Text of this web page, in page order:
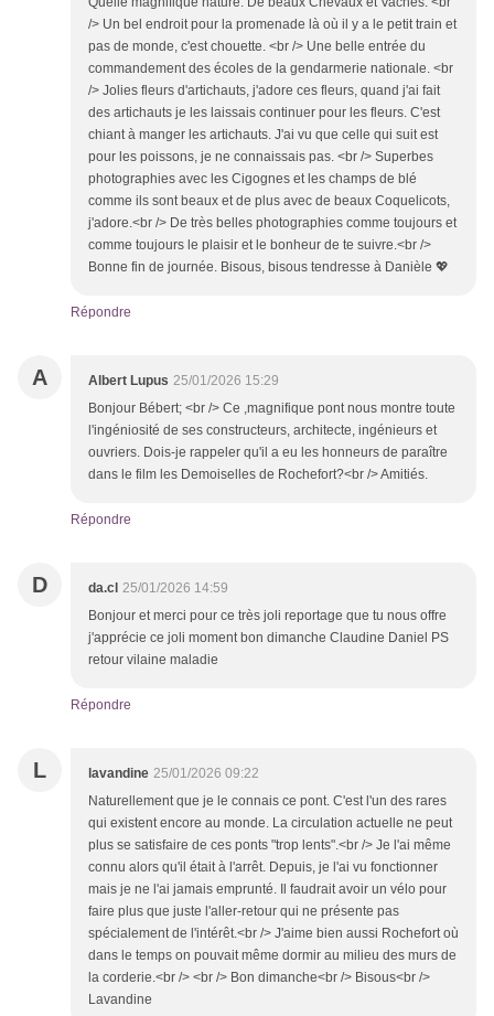
/> Un bel endroit pour la promenade là où il y a le petit train et
pas de monde, c'est chouette. <br /> Une belle entrée du
commandement des écoles de la gendarmerie nationale. <br
/> Jolies fleurs d'artichauts, j'adore ces fleurs, quand j'ai fait
des artichauts je les laissais continuer pour les fleurs. C'est
chiant à manger les artichauts. J'ai vu que celle qui suit est
pour les poissons, je ne connaissais pas. <br /> Superbes
photographies avec les Cigognes et les champs de blé
comme ils sont beaux et de plus avec de beaux Coquelicots,
j'adore.<br /> De très belles photographies comme toujours et
comme toujours le plaisir et le bonheur de te suivre.<br />
Bonne fin de journée. Bisous, bisous tendresse à Danièle 💖
Répondre
A Albert Lupus 25/01/2026 15:29
Bonjour Bébert; <br /> Ce ,magnifique pont nous montre toute
l'ingéniosité de ses constructeurs, architecte, ingénieurs et
ouvriers. Dois-je rappeler qu'il a eu les honneurs de paraître
dans le film les Demoiselles de Rochefort?<br /> Amitiés.
Répondre
D da.cl 25/01/2026 14:59
Bonjour et merci pour ce très joli reportage que tu nous offre
j'apprécie ce joli moment bon dimanche Claudine Daniel PS
retour vilaine maladie
Répondre
L lavandine 25/01/2026 09:22
Naturellement que je le connais ce pont. C'est l'un des rares
qui existent encore au monde. La circulation actuelle ne peut
plus se satisfaire de ces ponts "trop lents".<br /> Je l'ai même
connu alors qu'il était à l'arrêt. Depuis, je l'ai vu fonctionner
mais je ne l'ai jamais emprunté. Il faudrait avoir un vélo pour
faire plus que juste l'aller-retour qui ne présente pas
spécialement de l'intérêt.<br /> J'aime bien aussi Rochefort où
dans le temps on pouvait même dormir au milieu des murs de
la corderie.<br /> <br /> Bon dimanche<br /> Bisous<br />
Lavandine